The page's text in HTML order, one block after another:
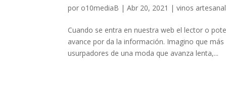
por o10mediaB |Abr 20, 2021 |vinos
Cuando se entra en nuestra web el lector o
avance por da la información. Imagino que
usurpadores de una moda que avanza lenta,...